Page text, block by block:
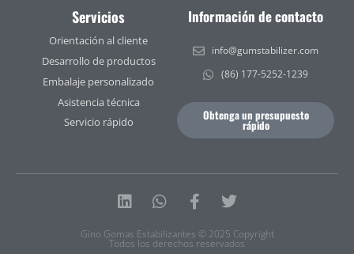
Servicios
Orientación al cliente
Desarrollo de productos
Embalaje personalizado
Asistencia técnica
Servicio rápido
Información de contacto
info@gumstabilizer.com
(86) 177-5252-1239
Obtenga un presupuesto
rápido
LinkedinWhatsapp
Facebook-
Twitter
Gino Gomas Estabilizantes © 2025 Copyright
Todos los derechos reservados